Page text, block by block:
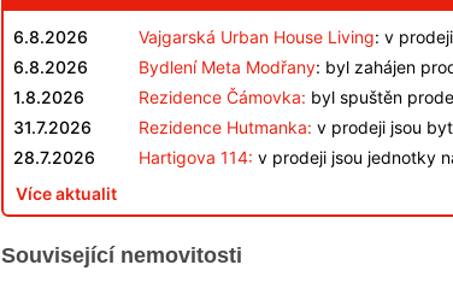
6.8.2026 Vajgarská Urban House Living: v
6.8.2026
Bydlení Meta Modřany: byl zahájen
1.8.2026
Rezidence Čámovka: byl spuštěn
31.7.2026
Rezidence Hutmanka: v prodeji jsou
28.7.2026
Hartigova 114: v prodeji jsou jednotky
Více aktualit
Související nemovitosti